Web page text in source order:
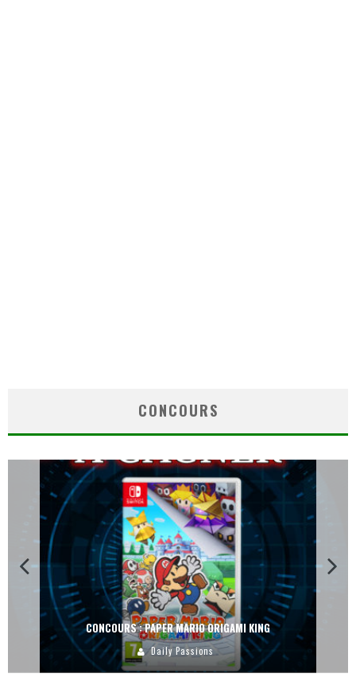
CONCOURS
CONCOURS : PAPER MARIO ORIGAMI KING
Daily Passions